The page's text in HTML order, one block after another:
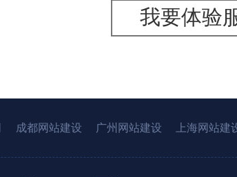
我要体验
成都网站建设 广州网站建设 上海网站建